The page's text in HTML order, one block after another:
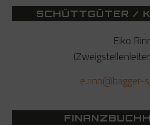
SCHÜTTGÜTER /
Eiko
e.rinn@bagger-